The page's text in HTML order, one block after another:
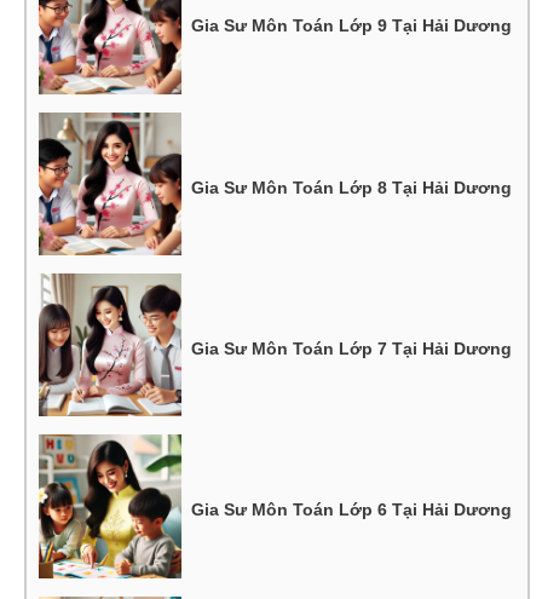
Gia Sư Môn Toán Lớp 9 Tại Hải Dương
Gia Sư Môn Toán Lớp 8 Tại Hải Dương
Gia Sư Môn Toán Lớp 7 Tại Hải Dương
Gia Sư Môn Toán Lớp 6 Tại Hải Dương